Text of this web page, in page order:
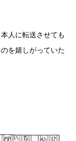
人に転送させても
を嬉しがっていた